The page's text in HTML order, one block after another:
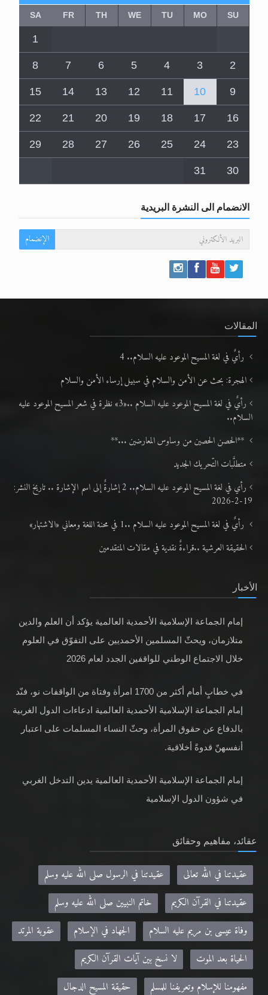
SU
MO
TU
WE
TH
FR
SA
1
2
3
4
5
6
7
8
9
10
11
12
13
14
15
16
17
18
19
20
21
22
23
24
25
26
27
28
29
30
31
الانضمام الى النشرة البريدية
الإنضمام
المقالات
رأيٌ في لغة المسيح الموعود عليه السلام.. 4
الهجرة: بحث عن الأمن والسلام في سبيل إرساء الأمن والسلام
رأيٌ في لغة المسيح الموعود عليه السلام ..«3» نظرة في شعر المسيح الموعود عليه
السلام..
**الحصن الحصين من وساوس المعارضين ...**
متطلَّبات التّحريك الجديد
رأي في لغة المسيح الموعود عليه السلام.. 2 إشارةٌ إلى اسم الإشارة .. تاريخ النشر:
19-2-2026
رأيٌ في لغة المسيح الموعود عليه السلام ..1 في محنة اللغة ومعاني «الاشتهار»
الحقيقة العرشية ..قراءةٌ نقدية في مقالات المتقدمين
الأخبار
إمام الجماعة الإسلامية الأحمدية العالمية يؤكد أن العلم والدين
متلازمان، ويحثّ المسلمين الأحمديين على التفوّق في العلوم
خلال الاجتماع الوطني للواقفين الجدد لعام 2026
في خطابٍ أمام أكثر من 1700 امرأة وفتاة من الواقفات نو، فنّد
إمام الجماعة الإسلامية الأحمدية العالمية ادعاءات الدول الغربية
بالدفاع عن حقوق المرأة، وحثّ النساء المسلمات على اعتبار
أنفسهنّ قدوةً أخلاقية.
إمام الجماعة الإسلامية الأحمدية العالمية يدين التدخل الغربي
في شؤون الدول الإسلامية
عقائد، مفاهيم وحقائق
عقيدتنا في الله تعالى
عقيدتنا في الرسول صلى الله عليه وسلم
عقيدتنا في القرآن الكريم
خاتم النبيين صلى الله عليه وسلم
وفاة عيسى بن مريم عليه السلام
الجهاد في الإسلام
عقوبة المرتد
الحياة بعد الموت
لا نسخ بين آيات القرآن الكريم
مفهومنا للإسلام وتعريفنا للمسلم
حقيقة المسيح الدجال